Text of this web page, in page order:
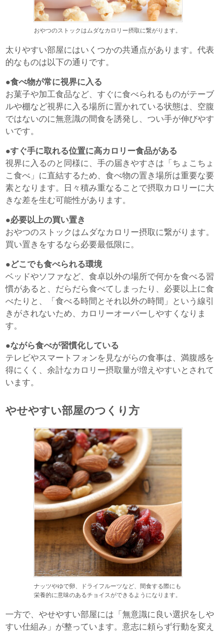
おやつのストックはムダなカロリー摂取に繋がります。
太りやすい部屋にはいくつかの共通点があります。代表
的なものは以下の通りです。
●食べ物が常に視界に入る
お菓子や加工食品など、すぐに食べられるものがテーブ
ルや棚など視界に入る場所に置かれている状態は、空腹
ではないのに無意識の間食を誘発し、つい手が伸びやす
いです。
●すぐ手に取れる位置に高カロリー食品がある
視界に入るのと同様に、手の届きやすさは「ちょこちょ
こ食べ」に直結するため、食べ物の置き場所は重要な要
素となります。日々積み重なることで摂取カロリーに大
きな差を生む可能性があります。
●必要以上の買い置き
おやつのストックはムダなカロリー摂取に繋がります。
買い置きをするなら必要最低限に。
●どこでも食べられる環境
ベッドやソファなど、食卓以外の場所で何かを食べる習
慣があると、だらだら食べてしまったり、必要以上に食
べたりと、「食べる時間とそれ以外の時間」という線引
きがされないため、カロリーオーバーしやすくなりま
す。
●ながら食べが習慣化している
テレビやスマートフォンを見ながらの食事は、満腹感を
得にくく、余計なカロリー摂取量が増えやすいとされて
います。
やせやすい部屋のつくり方
ナッツやゆで卵、ドライフルーツなど、間食する際にも
栄養的に意味のあるチョイスができるようになります。
一方で、やせやすい部屋には「無意識に良い選択をしや
すい仕組み」が整っています。意志に頼らず行動を変え